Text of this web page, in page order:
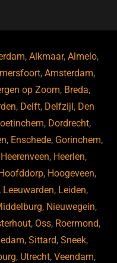
,Alkmaar,Almelo,
,Amsterdam,
op Zoom, Breda,
, Delft, Delfzijl , Den
, Dordrecht,
, Enschede, Gorinchem,
Heerenveen, Heerlen,
Hoofddorp, Hoogeveen,
Leeuwarden, Leiden,
, Nieuwegein,
, Oss, Roermond,
, Sittard, Sneek,
, Utrecht,Veendam,